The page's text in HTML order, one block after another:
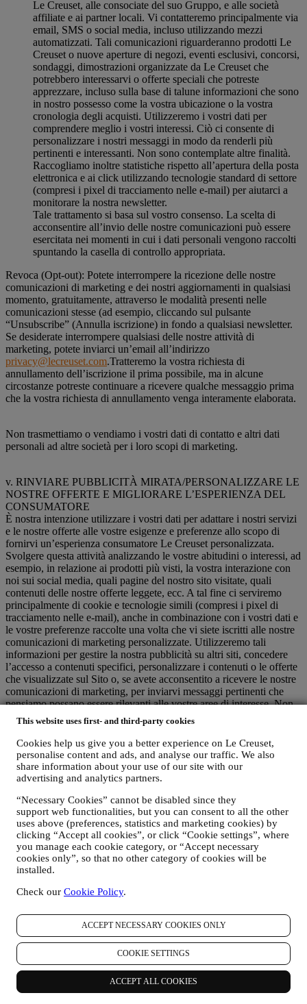
This website uses first- and third-party cookies
Cookies help us give you a better experience on Le Creuset,
personalise content and ads, and analyse our traffic. We also
share information about your use of our site with our
advertising and analytics partners.
“Necessary Cookies” cannot be disabled since they
support web functionalities, but you can consent to all the other
uses above (preferences, statistics and marketing cookies) by
clicking “Accept all cookies”, or click “Cookie settings”, where
you manage each cookie category, or “Accept necessary
cookies only”, so that no other category of cookies will be
installed.
Check our Cookie Policy.
ACCEPT NECESSARY COOKIES ONLY
COOKIE SETTINGS
ACCEPT ALL COOKIES
Le Creuset, alle consociate del suo Gruppo, e alle società
affiliate e ai partner locali. Vi contatteremo principalmente via
email, SMS o social media, incluso utilizzando mezzi
automatizzati. Tali comunicazioni riguarderanno prodotti Le
Creuset o nuove aperture di negozi, eventi esclusivi, concorsi,
sondaggi, dimostrazioni organizzate da Le Creuset che
potrebbero interessarvi o offerte speciali che potreste
apprezzare, incluso sulla base di talune informazioni che sono
in nostro possesso come la vostra ubicazione o la vostra
cronologia degli acquisti. Utilizzeremo i vostri dati per
comprendere meglio i vostri interessi. Ciò ci consente di
personalizzare i nostri messaggi in modo da renderli più
pertinenti e interessanti. Non sono contemplate altre finalità.
Raccogliamo inoltre statistiche rispetto all’apertura della posta
elettronica e ai click utilizzando tecnologie standard di settore
(compresi i pixel di tracciamento nelle e-mail) per aiutarci a
monitorare la nostra newsletter.
Tale trattamento si basa sul vostro consenso. La scelta di
acconsentire all’invio delle nostre comunicazioni può essere
esercitata nei momenti in cui i dati personali vengono raccolti
spuntando la casella di controllo appropriata.
Revoca (Opt-out): Potete interrompere la ricezione delle nostre
comunicazioni di marketing e dei nostri aggiornamenti in qualsiasi
momento, gratuitamente, attraverso le modalità presenti nelle
comunicazioni stesse (ad esempio, cliccando sul pulsante
“Unsubscribe” (Annulla iscrizione) in fondo a qualsiasi newsletter.
Se desiderate interrompere qualsiasi delle nostre attività di
marketing, potete inviarci un’email all’indirizzo
privacy@lecreuset.com.Tratteremo la vostra richiesta di
annullamento dell’iscrizione il prima possibile, ma in alcune
circostanze potreste continuare a ricevere qualche messaggio prima
che la vostra richiesta di annullamento venga interamente elaborata.
Non trasmettiamo o vendiamo i vostri dati di contatto e altri dati
personali ad altre società per i loro scopi di marketing.
v. RINVIARE PUBBLICITÀ MIRATA/PERSONALIZZARE LE
NOSTRE OFFERTE E MIGLIORARE L’ESPERIENZA DEL
CONSUMATORE
È nostra intenzione utilizzare i vostri dati per adattare i nostri servizi
e le nostre offerte alle vostre esigenze e preferenze allo scopo di
fornirvi un’esperienza consumatore Le Creuset personalizzata.
Svolgere questa attività analizzando le vostre abitudini o interessi, ad
esempio, in relazione ai prodotti più visti, la vostra interazione con
noi sui social media, quali pagine del nostro sito visitate, quali
contenuti delle nostre offerte leggete, ecc. A tal fine ci serviremo
principalmente di cookie e tecnologie simili (compresi i pixel di
tracciamento nelle e-mail), anche in combinazione con i vostri dati e
le vostre preferenze raccolte una volta che vi siete iscritti alle nostre
comunicazioni di marketing personalizzate. Utilizzeremo tali
informazioni per gestire la nostra pubblicità su altri siti, concedere
l’accesso a contenuti specifici, personalizzare i contenuti o le offerte
che visualizzate sul Sito o, se avete acconsentito a ricevere le nostre
comunicazioni di marketing, per inviarvi messaggi pertinenti che
pensiamo possano essere rilevanti alle vostre aree di interesse. Non
sono contemplate altre finalità.
L’uso dei cookie è soggetto al vostro consenso. Se non desiderate
che tali informazioni vengano utilizzate per fornirvi annunci,
contenuti o messaggi basati sugli interessi, potete limitare l’utilizzo
delle informazioni riguardo alle vostre azioni online gestendo
l’impostazione dei cookie (tuttavia, dovete tenere conto che alcuni
osservare che ciò non interromperà la ricezione di pubblicità in
generale. Continuerete a ricevere annunci, offerte o messaggi
pubblicitari generici. Per ulteriori informazioni su come utilizziamo i
cookie e su come potete rimuoverli, consultate la nostraPolitica sui
cookie .
vi. RECENSIONE PRODOTTI
Nel caso abbiate acquistato uno dei nostri prodotti, potremmo
inviarvi una mail in cui vi chiediamo una recensione su tale
prodotto. Siamo interessati alle recensioni dei nostri clienti sui nostri
prodotti (se vogliono inviarcele) per poter migliorare i nostri prodotti
e servizi. Alla fine del processo di acquisto, potremmo invitarvi a
scrivere la recensione del vostro prodotto. La recensione non è
obbligatoria e siete liberi di inviarla o meno.
vii. WHATSAPP FOR BUSINESS